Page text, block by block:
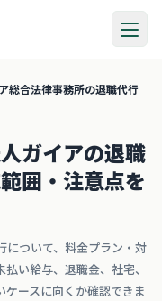
総合法律事務所の退職代行
ガイアの退職
囲・注意点を
について、料金プラン・対
い給与、退職金、社宅、
ースに向くか確認できま